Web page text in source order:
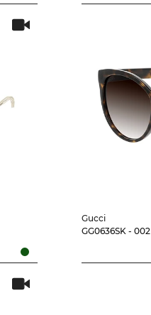
Gucci
GG0636SK - 002